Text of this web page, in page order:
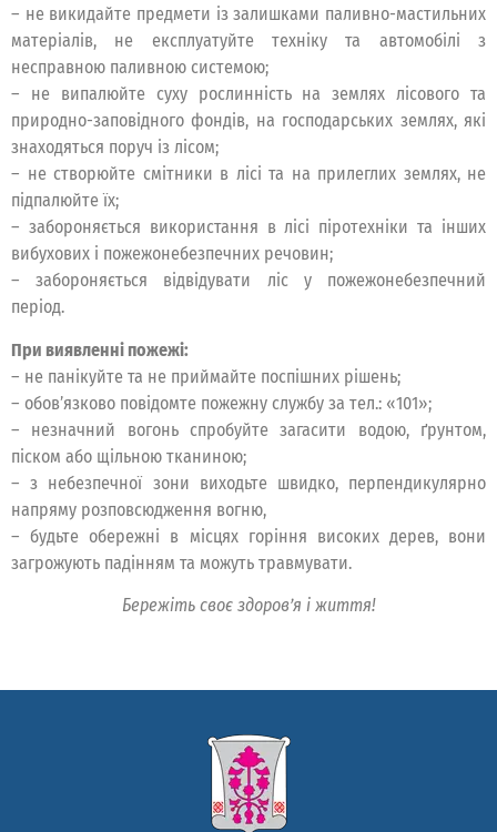
– не викидайте предмети із залишками паливно-мастильних
матеріалів, не експлуатуйте техніку та автомобілі з
несправною паливною системою;
– не випалюйте суху рослинність на землях лісового та
природно-заповідного фондів, на господарських землях, які
знаходяться поруч із лісом;
– не створюйте смітники в лісі та на прилеглих землях, не
підпалюйте їх;
– забороняється використання в лісі піротехніки та інших
вибухових і пожежонебезпечних речовин;
– забороняється відвідувати ліс у пожежонебезпечний
період.
При виявленні пожежі:
– не панікуйте та не приймайте поспішних рішень;
– обов’язково повідомте пожежну службу за тел.: «101»;
– незначний вогонь спробуйте загасити водою, ґрунтом,
піском або щільною тканиною;
– з небезпечної зони виходьте швидко, перпендикулярно
напряму розповсюдження вогню,
– будьте обережні в місцях горіння високих дерев, вони
загрожують падінням та можуть травмувати.
Бережіть своє здоров’я і життя!